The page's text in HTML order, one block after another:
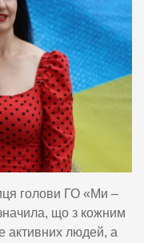
голови ГО «Ми –
що з кожним
активних людей, а